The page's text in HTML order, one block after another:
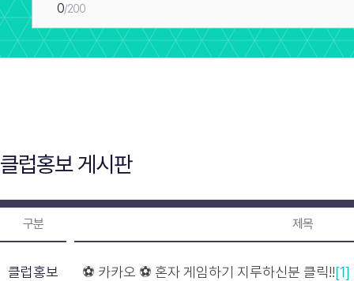
0/200
클럽홍보 게시판
구분 제목
클럽홍보 ⚽️ 카카오 ⚽️ 혼자 게임하기 지루하신분 클릭!![1]